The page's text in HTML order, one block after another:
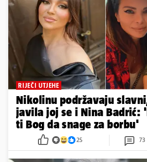
RIJEČI UTJEHE
Nikolinu podržavaju
javila joj se i Nina Badrić:
ti Bog da snage za borbu'
25 73